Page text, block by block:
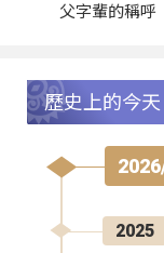
父字輩的稱呼
歷史上的今天
2025